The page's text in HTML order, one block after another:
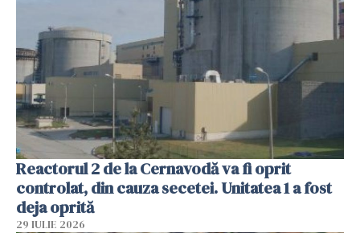
Reactorul 2 de la Cernavodă va fi oprit
controlat, din cauza secetei. Unitatea 1 a fost
deja oprită
29 IULIE 2026